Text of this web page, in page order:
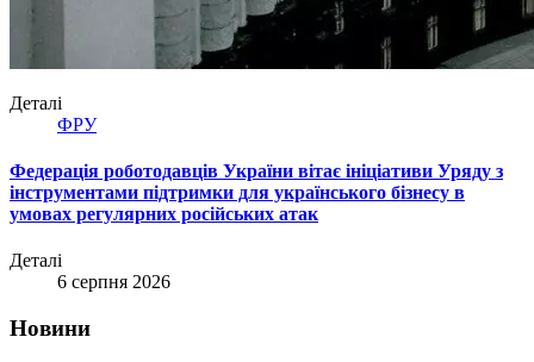
Деталі
ФРУ
Федерація роботодавців України вітає ініціативи Уряду з
інструментами підтримки для українського бізнесу в
умовах регулярних російських атак
Деталі
6 серпня 2026
Новини